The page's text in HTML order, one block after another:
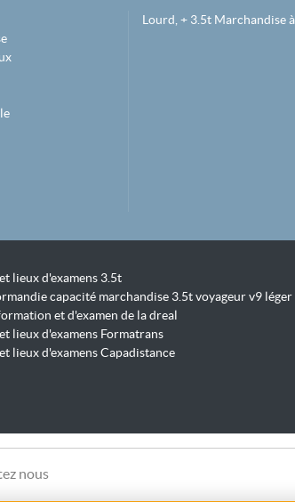
Lourd, + 3.5t Marchandise
lieux d'examens 3.5t
capacité marchandise 3.5t voyageur v9 léger
et d'examen de la dreal
lieux d'examens Formatrans
lieux d'examens Capadistance
nous